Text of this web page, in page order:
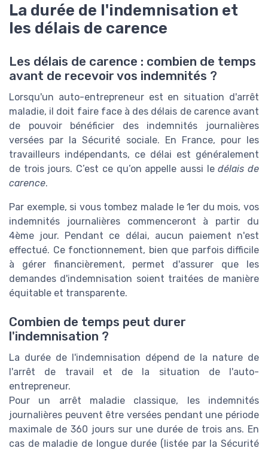
La durée de l'indemnisation et
les délais de carence
Les délais de carence : combien de temps
avant de recevoir vos indemnités ?
Lorsqu'un auto-entrepreneur est en situation d'arrêt
maladie, il doit faire face à des délais de carence avant
de pouvoir bénéficier des indemnités journalières
versées par la Sécurité sociale. En France, pour les
travailleurs indépendants, ce délai est généralement
de trois jours. C’est ce qu’on appelle aussi ledélais de
carence.
Par exemple, si vous tombez malade le 1er du mois, vos
indemnités journalières commenceront à partir du
4ème jour. Pendant ce délai, aucun paiement n'est
effectué. Ce fonctionnement, bien que parfois difficile
à gérer financièrement, permet d'assurer que les
demandes d'indemnisation soient traitées de manière
équitable et transparente.
Combien de temps peut durer
l'indemnisation ?
La durée de l'indemnisation dépend de la nature de
l'arrêt de travail et de la situation de l'auto-
entrepreneur.
Pour un arrêt maladie classique, les indemnités
journalières peuvent être versées pendant une période
maximale de 360 jours sur une durée de trois ans. En
cas de maladie de longue durée (listée par la Sécurité